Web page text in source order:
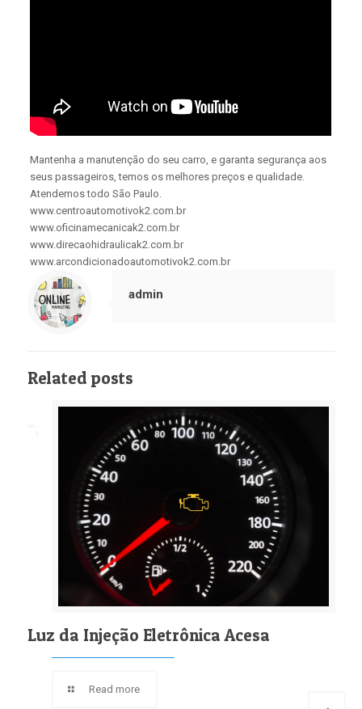
Mantenha a manutenção do seu carro, e garanta segurança aos
seus passageiros, temos os melhores preços e qualidade.
Atendemos todo São Paulo.
www.centroautomotivok2.com.br
www.oficinamecanicak2.com.br
www.direcaohidraulicak2.com.br
www.arcondicionadoautomotivok2.com.br
admin
Related posts
Luz da Injeção Eletrônica Acesa
Read more